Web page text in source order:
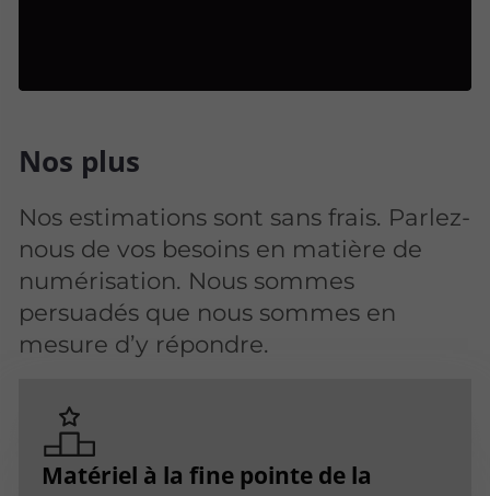
Nos plus
Nos estimations sont sans frais. Parlez-
nous de vos besoins en matière de
numérisation. Nous sommes
persuadés que nous sommes en
mesure d’y répondre.
Matériel à la fine pointe de la